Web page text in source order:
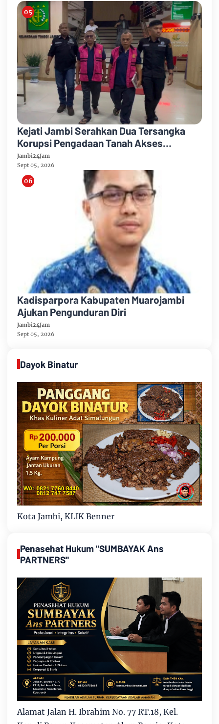
Kejati Jambi Serahkan Dua Tersangka
Korupsi Pengadaan Tanah Akses
Pelabuhan Ujung Jabung Ke Penuntut
Umum
Jambi24Jam
Sept 05, 2026
Kadisparpora Kabupaten Muarojambi
Ajukan Pengunduran Diri
Jambi24Jam
Sept 05, 2026
Dayok Binatur
Kota Jambi, KLIK Benner
Penasehat Hukum "SUMBAYAK Ans
PARTNERS"
Alamat Jalan H. Ibrahim No. 77 RT.18, Kel.